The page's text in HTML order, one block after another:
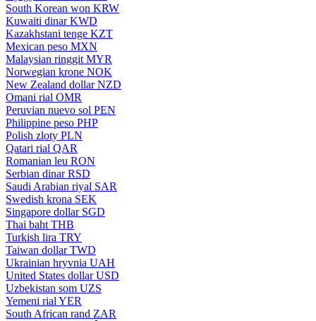
South Korean won KRW
Kuwaiti dinar KWD
Kazakhstani tenge KZT
Mexican peso MXN
Malaysian ringgit MYR
Norwegian krone NOK
New Zealand dollar NZD
Omani rial OMR
Peruvian nuevo sol PEN
Philippine peso PHP
Polish zloty PLN
Qatari rial QAR
Romanian leu RON
Serbian dinar RSD
Saudi Arabian riyal SAR
Swedish krona SEK
Singapore dollar SGD
Thai baht THB
Turkish lira TRY
Taiwan dollar TWD
Ukrainian hryvnia UAH
United States dollar USD
Uzbekistan som UZS
Yemeni rial YER
South African rand ZAR